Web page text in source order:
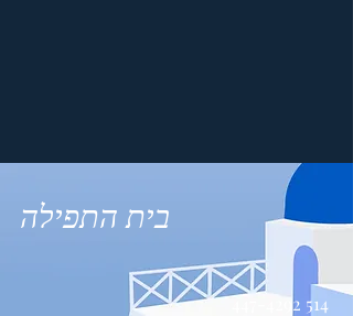
בית התפילה
514 447-4292